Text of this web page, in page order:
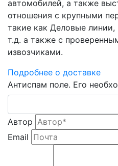
автомобилей, а также
отношения с крупными
такие как Деловые линии,
т.д. а также с
извозчиками.
Подробнее о доставке
Антиспам поле. Его
Автор
Email